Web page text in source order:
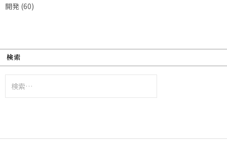
開発 (60)
検索
索: